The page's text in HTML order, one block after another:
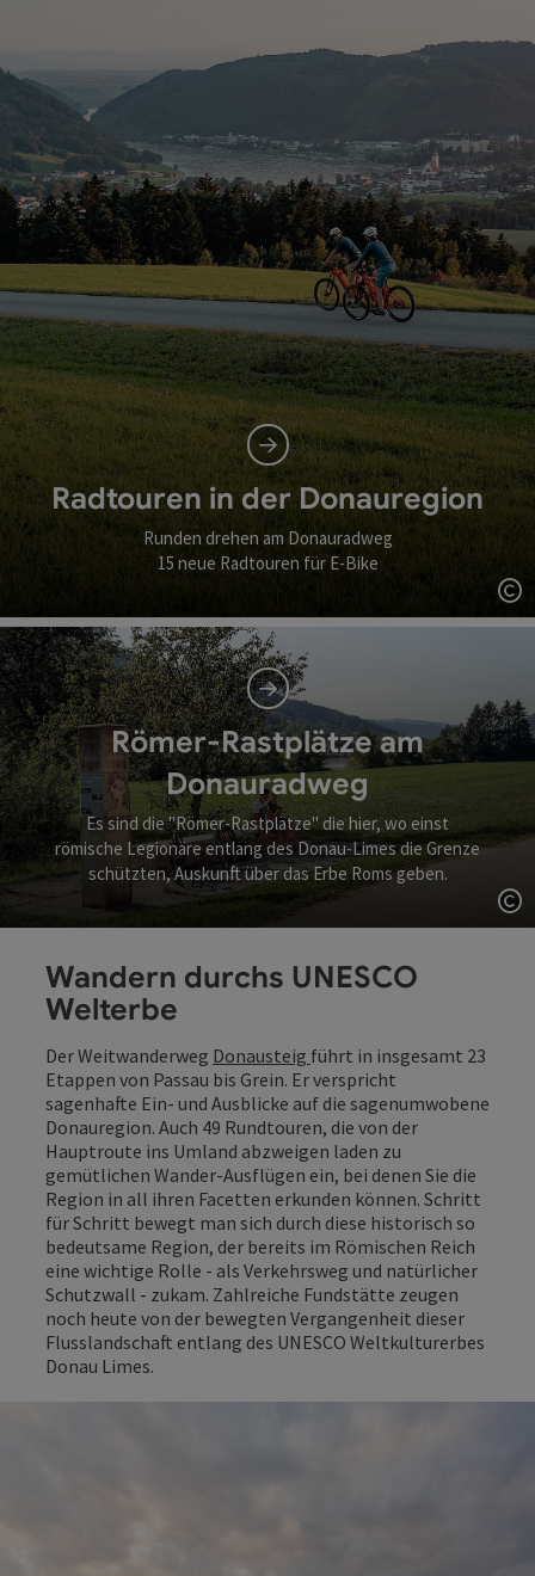
Radtouren in der Donauregion
Runden drehen am Donauradweg
15 neue Radtouren für E-Bike
Römer-Rastplätze am
Donauradweg
Es sind die "Römer-Rastplätze" die hier, wo einst
römische Legionäre entlang des Donau-Limes die Grenze
schützten, Auskunft über das Erbe Roms geben.
Wandern durchs UNESCO
Welterbe
Der Weitwanderweg Donausteig führt in insgesamt 23
Etappen von Passau bis Grein. Er verspricht
sagenhafte Ein- und Ausblicke auf die sagenumwobene
Donauregion. Auch 49 Rundtouren, die von der
Hauptroute ins Umland abzweigen laden zu
gemütlichen Wander-Ausflügen ein, bei denen Sie die
Region in all ihren Facetten erkunden können. Schritt
für Schritt bewegt man sich durch diese historisch so
bedeutsame Region, der bereits im Römischen Reich
eine wichtige Rolle - als Verkehrsweg und natürlicher
Schutzwall - zukam. Zahlreiche Fundstätte zeugen
noch heute von der bewegten Vergangenheit dieser
Flusslandschaft entlang des UNESCO Weltkulturerbes
Donau Limes.